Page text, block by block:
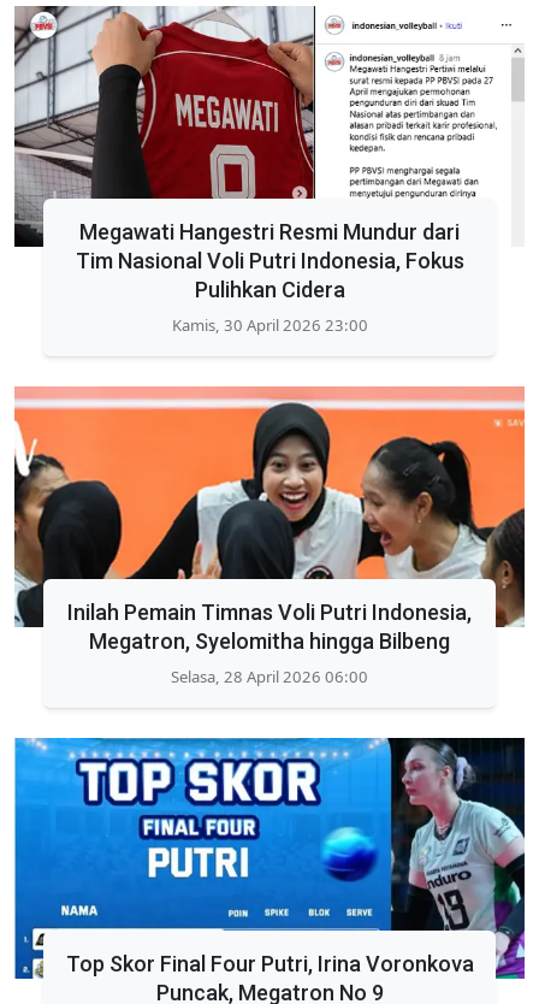
Megawati Hangestri Resmi Mundur dari
Tim Nasional Voli Putri Indonesia, Fokus
Pulihkan Cidera
Kamis, 30 April 2026 23:00
Inilah Pemain Timnas Voli Putri Indonesia,
Megatron, Syelomitha hingga Bilbeng
Selasa, 28 April 2026 06:00
Top Skor Final Four Putri, Irina Voronkova
Puncak, Megatron No 9